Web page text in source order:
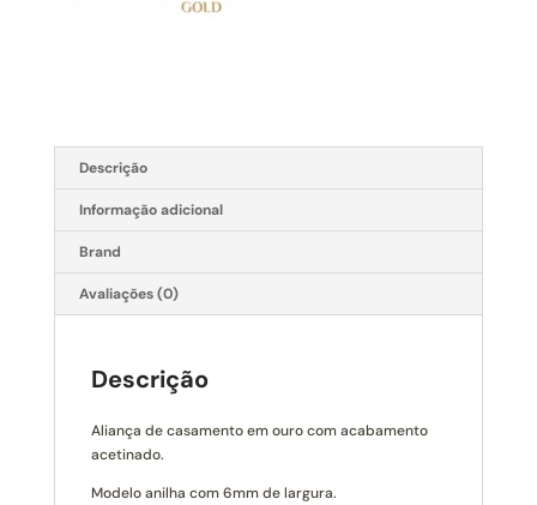
Descrição
Informação adicional
Brand
Avaliações (0)
Descrição
Aliança de casamento em ouro com acabamento
acetinado.
Modelo anilha com 6mm de largura.